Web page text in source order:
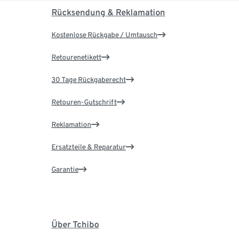
Rücksendung & Reklamation
Kostenlose Rückgabe / Umtausch
Retourenetikett
30 Tage Rückgaberecht
Retouren-Gutschrift
Reklamation
Ersatzteile & Reparatur
Garantie
Über Tchibo